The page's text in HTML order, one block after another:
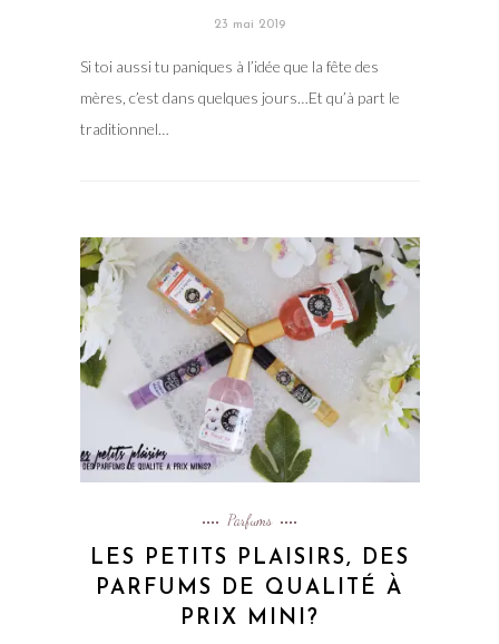
23 mai 2019
Si toi aussi tu paniques à l’idée que la fête des
mères, c’est dans quelques jours…Et qu’à part le
traditionnel…
Parfums
LES PETITS PLAISIRS, DES
PARFUMS DE QUALITÉ À
PRIX MINI?